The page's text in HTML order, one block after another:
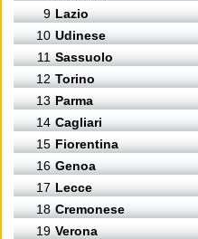
9 Lazio
10 Udinese
11 Sassuolo
12 Torino
13 Parma
14 Cagliari
15 Fiorentina
16 Genoa
17 Lecce
18 Cremonese
19 Verona